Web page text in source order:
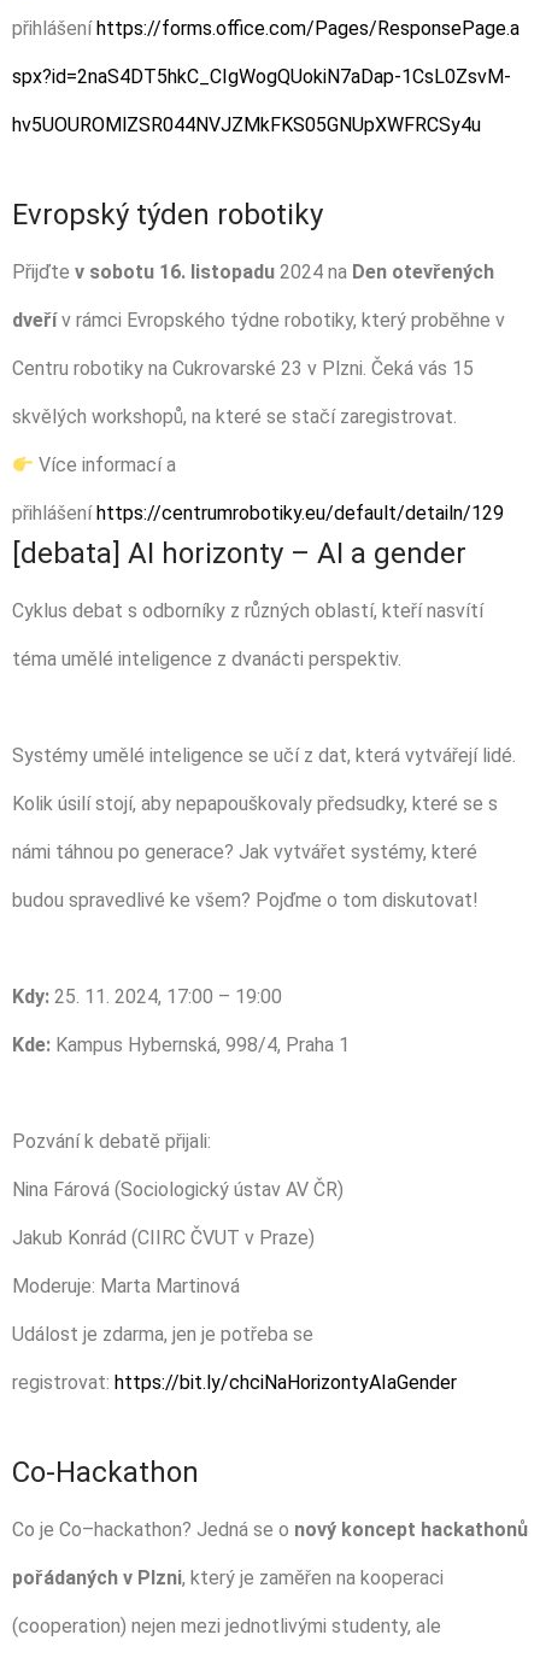
přihlášeníhttps://forms.office.com/Pages/ResponsePage.a
spx?id=2naS4DT5hkC_CIgWogQUokiN7aDap-1CsL0ZsvM-
hv5UOUROMlZSR044NVJZMkFKS05GNUpXWFRCSy4u
Evropský týden robotiky
Přijďte v sobotu 16. listopadu 2024 na Den otevřených
dveřív rámci Evropského týdne robotiky, který proběhne v
Centru robotiky na Cukrovarské 23 v Plzni. Čeká vás 15
skvělých workshopů, na které se stačí zaregistrovat.
Více informací a
přihlášeníhttps://centrumrobotiky.eu/default/detailn/129
[debata] AI horizonty –⁠⁠⁠⁠⁠⁠ AI a gender
Cyklus debat s odborníky z různých oblastí, kteří nasvítí
téma umělé inteligence z dvanácti perspektiv.
Systémy umělé inteligence se učí z dat, která vytvářejí lidé.
Kolik úsilí stojí, aby nepapouškovaly předsudky, které se s
námi táhnou po generace? Jak vytvářet systémy, které
budou spravedlivé ke všem? Pojďme o tom diskutovat!
Kdy: 25. 11. 2024, 17:00 – 19:00
Kde: Kampus Hybernská, 998/4, Praha 1
Pozvání k debatě přijali:
Nina Fárová (Sociologický ústav AV ČR)
Jakub Konrád (CIIRC ČVUT v Praze)
Moderuje: Marta Martinová
Událost je zdarma, jen je potřeba se
registrovat: https://bit.ly/chciNaHorizontyAIaGender
Co-Hackathon
Co je Co–hackathon? Jedná se o nový koncept hackathonů
pořádaných v Plzni, který je zaměřen na kooperaci
(cooperation) nejen mezi jednotlivými studenty, ale